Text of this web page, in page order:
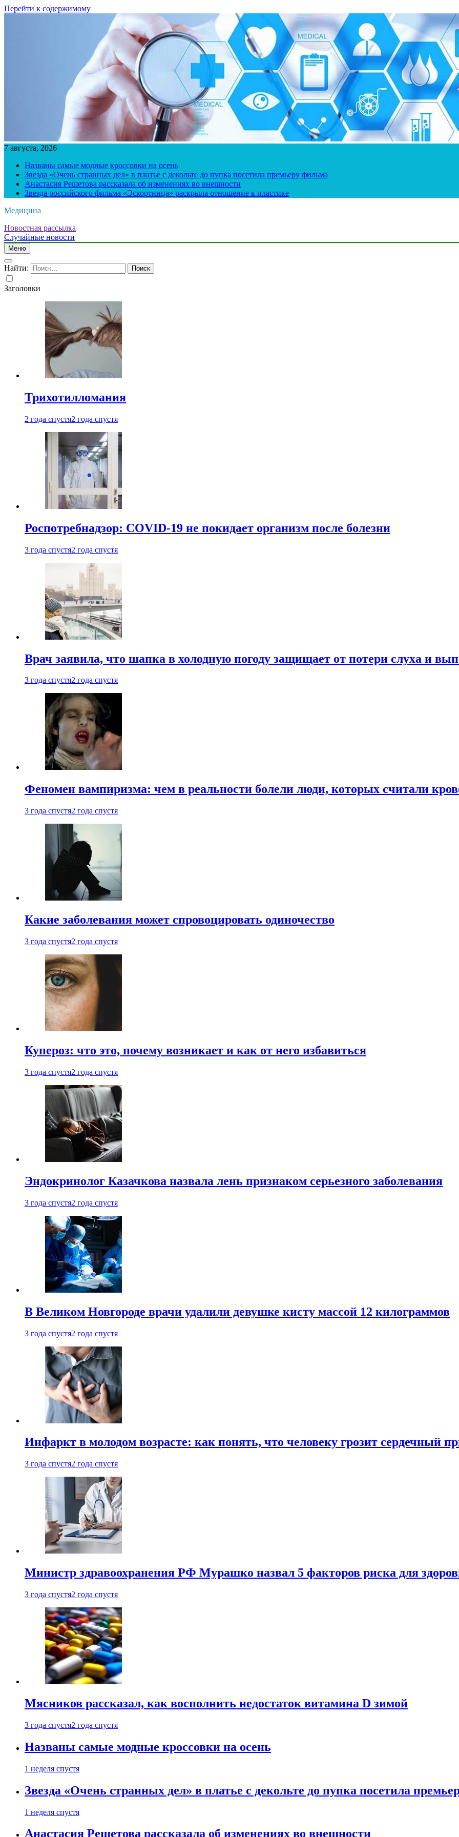
Перейти к содержимому
7 августа, 2026
Названы самые модные кроссовки на осень
Звезда «Очень странных дел» в платье с декольте до пупка посетила премьеру фильма
Анастасия Решетова рассказала об изменениях во внешности
Звезда российского фильма «Эскортница» раскрыла отношение к пластике
Медицина
Новостная рассылка
Случайные новости
Меню
Найти:
Заголовки
Трихотилломания
2 года спустя2 года спустя
Роспотребнадзор: COVID-19 не покидает организм после болезни
3 года спустя2 года спустя
Врач заявила, что шапка в холодную погоду защищает от потери слуха и
3 года спустя2 года спустя
Феномен вампиризма: чем в реальности болели люди, которых считали
3 года спустя2 года спустя
Какие заболевания может спровоцировать одиночество
3 года спустя2 года спустя
Купероз: что это, почему возникает и как от него избавиться
3 года спустя2 года спустя
Эндокринолог Казачкова назвала лень признаком серьезного заболевания
3 года спустя2 года спустя
В Великом Новгороде врачи удалили девушке кисту массой 12 килограммов
3 года спустя2 года спустя
Инфаркт в молодом возрасте: как понять, что человеку грозит сердечный
3 года спустя2 года спустя
Министр здравоохранения РФ Мурашко назвал 5 факторов риска для
3 года спустя2 года спустя
Мясников рассказал, как восполнить недостаток витамина D зимой
3 года спустя2 года спустя
Названы самые модные кроссовки на осень
1 неделя спустя
Звезда «Очень странных дел» в платье с декольте до пупка посетила
1 неделя спустя
Анастасия Решетова рассказала об изменениях во внешности